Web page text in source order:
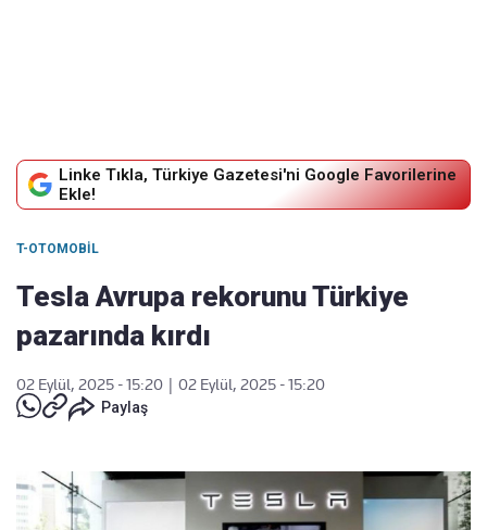
Linke Tıkla, Türkiye Gazetesi'ni Google Favorilerine
Ekle!
T-OTOMOBIL
Tesla Avrupa rekorunu Türkiye
pazarında kırdı
02 Eylül, 2025 - 15:20
02 Eylül, 2025 - 15:20
Paylaş